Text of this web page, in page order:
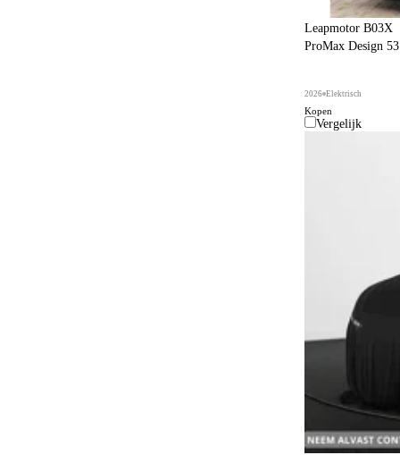
Leapmotor B03X
ProMax Design
2026 Elektrisch
Kopen
Vergelijk